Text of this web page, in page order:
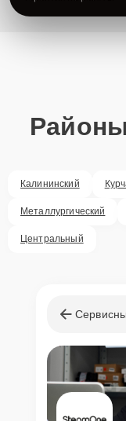
Калининский
Металлургический
Центральный